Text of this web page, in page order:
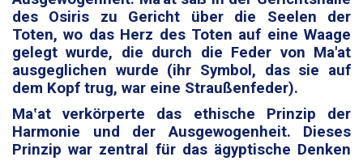
des Osiris zu Gericht über die Seelen der
Toten, wo das Herz des Toten auf eine Waage
gelegt wurde, die durch die Feder von Ma'at
ausgeglichen wurde (ihr Symbol, das sie auf
dem Kopf trug, war eine Straußenfeder).
Maʽat verkörperte das ethische Prinzip der
Harmonie und der Ausgewogenheit. Dieses
Prinzip war zentral für das ägyptische Denken